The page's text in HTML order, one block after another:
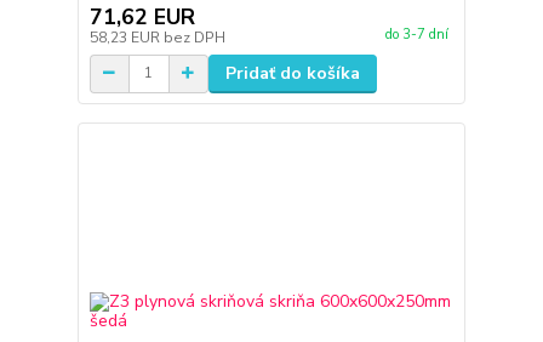
71,62 EUR
58,23 EUR bez DPH do 3-7 dní
Pridať do košíka